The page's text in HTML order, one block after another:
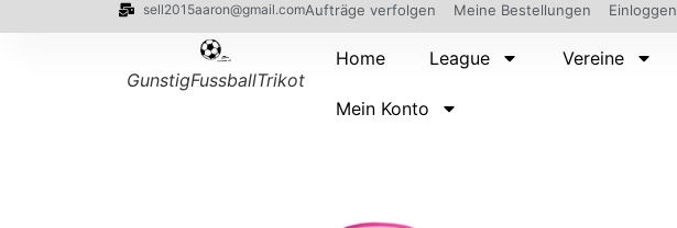
sell2015aaron@gmail.comAufträge verfolgen Meine Bestellungen Einloggen
GunstigFussballTrikot
Home League Vereine
Mein Konto